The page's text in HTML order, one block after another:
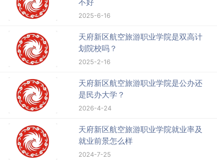
不好
2025-6-16
天府新区航空旅游职业学院是双高计
划院校吗？
2025-2-16
天府新区航空旅游职业学院是公办还
是民办大学？
2026-4-24
天府新区航空旅游职业学院就业率及
就业前景怎么样
2024-7-25